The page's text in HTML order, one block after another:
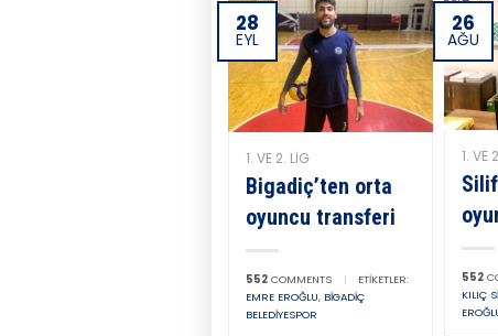
28
EYL
1. VE 2. LIG
Bigadiç’ten orta
oyuncu transferi
552 COMMENTS |
ETIKETLER:
EMRE EROĞLU, BIGADIÇ
BELEDIYESPOR
26
AĞU
1. VE
552
KILIÇ